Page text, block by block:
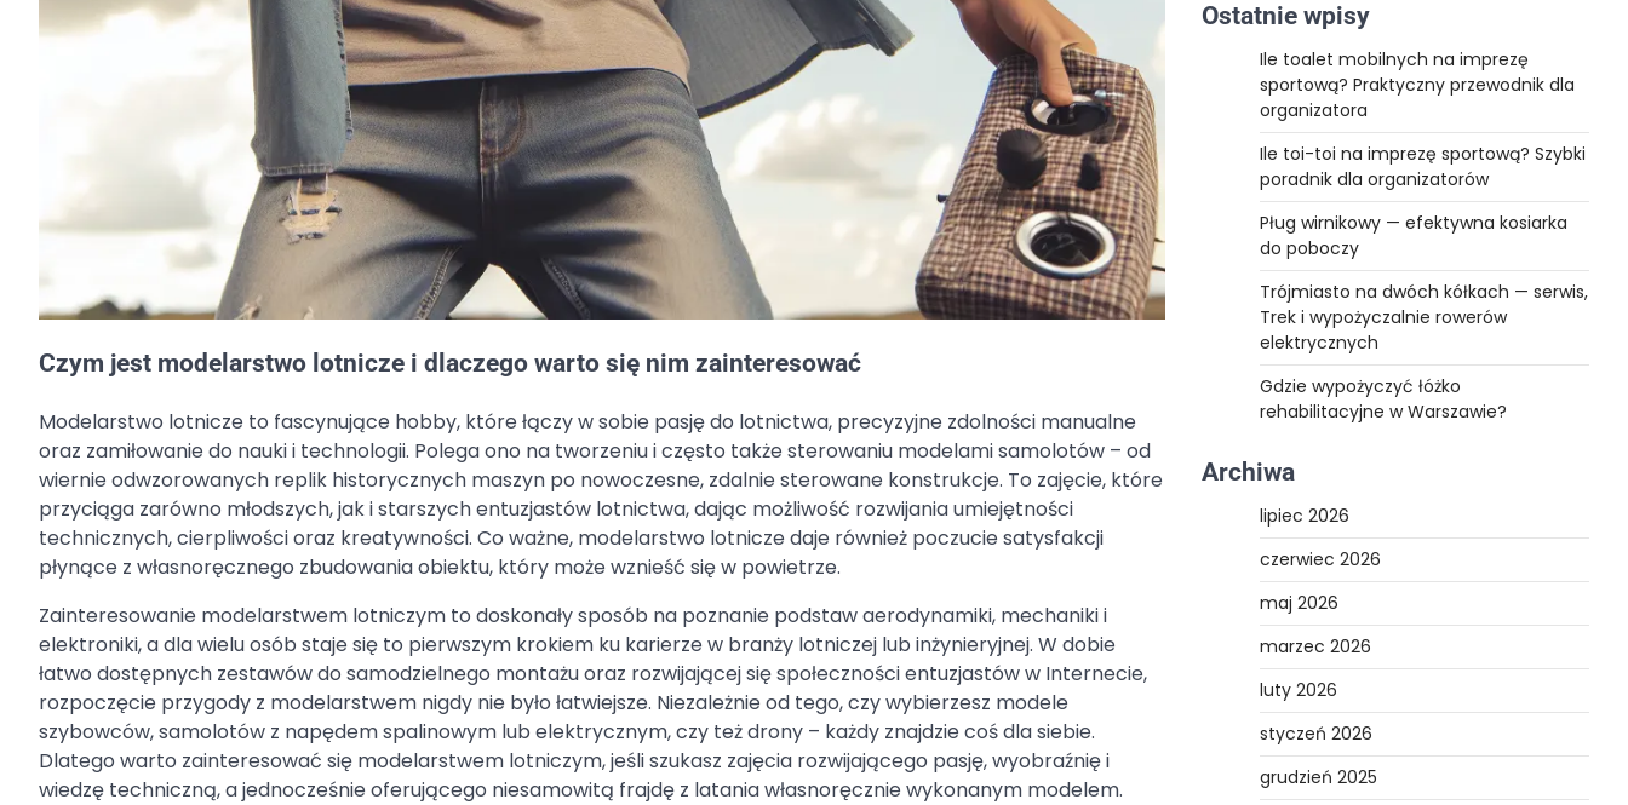
Czym jest modelarstwo lotnicze i dlaczego warto się nim zainteresować
Modelarstwo lotnicze to fascynujące hobby, które łączy w sobie pasję do lotnictwa, precyzyjne zdolności manualne
oraz zamiłowanie do nauki i technologii. Polega ono na tworzeniu i często także sterowaniu modelami samolotów – od
wiernie odwzorowanych replik historycznych maszyn po nowoczesne, zdalnie sterowane konstrukcje. To zajęcie, które
przyciąga zarówno młodszych, jak i starszych entuzjastów lotnictwa, dając możliwość rozwijania umiejętności
technicznych, cierpliwości oraz kreatywności. Co ważne, modelarstwo lotnicze daje również poczucie satysfakcji
płynące z własnoręcznego zbudowania obiektu, który może wznieść się w powietrze.
Zainteresowanie modelarstwem lotniczym to doskonały sposób na poznanie podstaw aerodynamiki, mechaniki i
elektroniki, a dla wielu osób staje się to pierwszym krokiem ku karierze w branży lotniczej lub inżynieryjnej. W dobie
łatwo dostępnych zestawów do samodzielnego montażu oraz rozwijającej się społeczności entuzjastów w Internecie,
rozpoczęcie przygody z modelarstwem nigdy nie było łatwiejsze. Niezależnie od tego, czy wybierzesz modele
szybowców, samolotów z napędem spalinowym lub elektrycznym, czy też drony – każdy znajdzie coś dla siebie.
Dlatego warto zainteresować się modelarstwem lotniczym, jeśli szukasz zajęcia rozwijającego pasję, wyobraźnię i
wiedzę techniczną, a jednocześnie oferującego niesamowitą frajdę z latania własnoręcznie wykonanym modelem.
Ostatnie wpisy
Ile toalet mobilnych na imprezę
sportową? Praktyczny przewodnik dla
organizatora
Ile toi-toi na imprezę sportową? Szybki
poradnik dla organizatorów
Pług wirnikowy — efektywna kosiarka
do poboczy
Trójmiasto na dwóch kółkach — serwis,
Trek i wypożyczalnie rowerów
elektrycznych
Gdzie wypożyczyć łóżko
rehabilitacyjne w Warszawie?
Archiwa
lipiec 2026
czerwiec 2026
maj 2026
marzec 2026
luty 2026
styczeń 2026
grudzień 2025